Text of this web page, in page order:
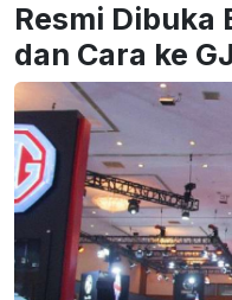
Resmi Dibuka
dan Cara ke